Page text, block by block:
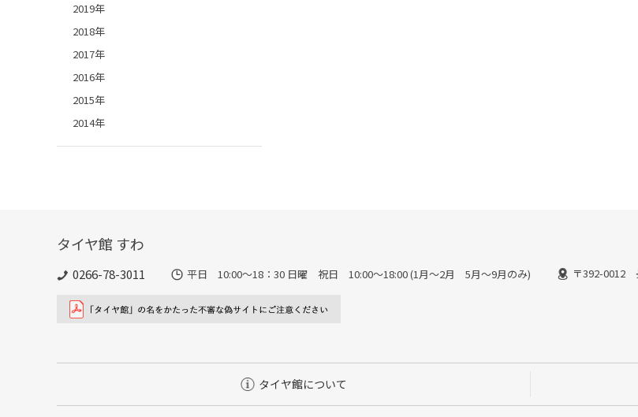
2019年
2018年
2017年
2016年
2015年
2014年
タイヤ館 すわ
0266-78-3011 平日 10:00〜18：30 日曜 祝日 10:00〜18:00 (1月〜2月 5月〜9月のみ) 〒392-0012
タイヤ館について